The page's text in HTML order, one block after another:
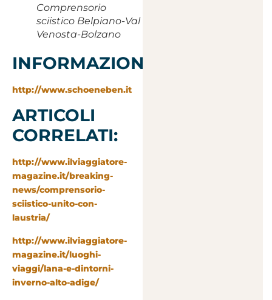
Comprensorio
sciistico Belpiano-Val
Venosta-Bolzano
INFORMAZIONI:
http://www.schoeneben.it
ARTICOLI
CORRELATI:
http://www.ilviaggiatore-
magazine.it/breaking-
news/comprensorio-
sciistico-unito-con-
laustria/
http://www.ilviaggiatore-
magazine.it/luoghi-
viaggi/lana-e-dintorni-
inverno-alto-adige/